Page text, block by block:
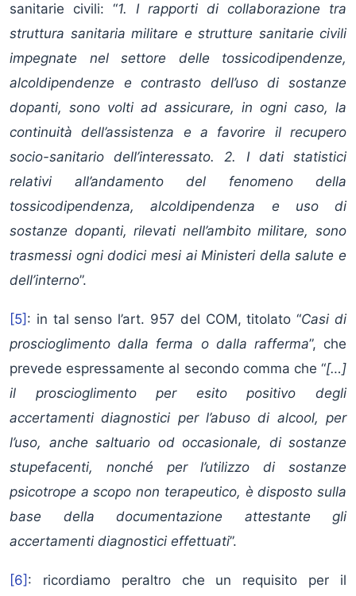
sanitarie civili: “1. I rapporti di collaborazione tra
struttura sanitaria militare e strutture sanitarie civili
impegnate nel settore delle tossicodipendenze,
alcoldipendenze e contrasto dell’uso di sostanze
dopanti, sono volti ad assicurare, in ogni caso, la
continuità dell’assistenza e a favorire il recupero
socio-sanitario dell’interessato. 2. I dati statistici
relativi all’andamento del fenomeno della
tossicodipendenza, alcoldipendenza e uso di
sostanze dopanti, rilevati nell’ambito militare, sono
trasmessi ogni dodici mesi ai Ministeri della salute e
dell’interno”.
[5] : in tal senso l’art. 957 del COM, titolato “Casi di
proscioglimento dalla ferma o dalla rafferma”, che
prevede espressamente al secondo comma che “[…]
il proscioglimento per esito positivo degli
accertamenti diagnostici per l’abuso di alcool, per
l’uso, anche saltuario od occasionale, di sostanze
stupefacenti, nonché per l’utilizzo di sostanze
psicotrope a scopo non terapeutico, è disposto sulla
base della documentazione attestante gli
accertamenti diagnostici effettuati”.
[6] : ricordiamo peraltro che un requisito per il